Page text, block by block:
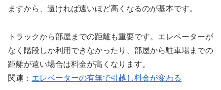
ますから、遠ければ遠いほど高くなるのが基本です。
トラックから部屋までの距離も重要です。エレベーターが
なく階段しか利用できなかったり、部屋から駐車場までの
距離が遠い場合は料金が高くなります。
関連： エレベーターの有無で引越し料金が変わる